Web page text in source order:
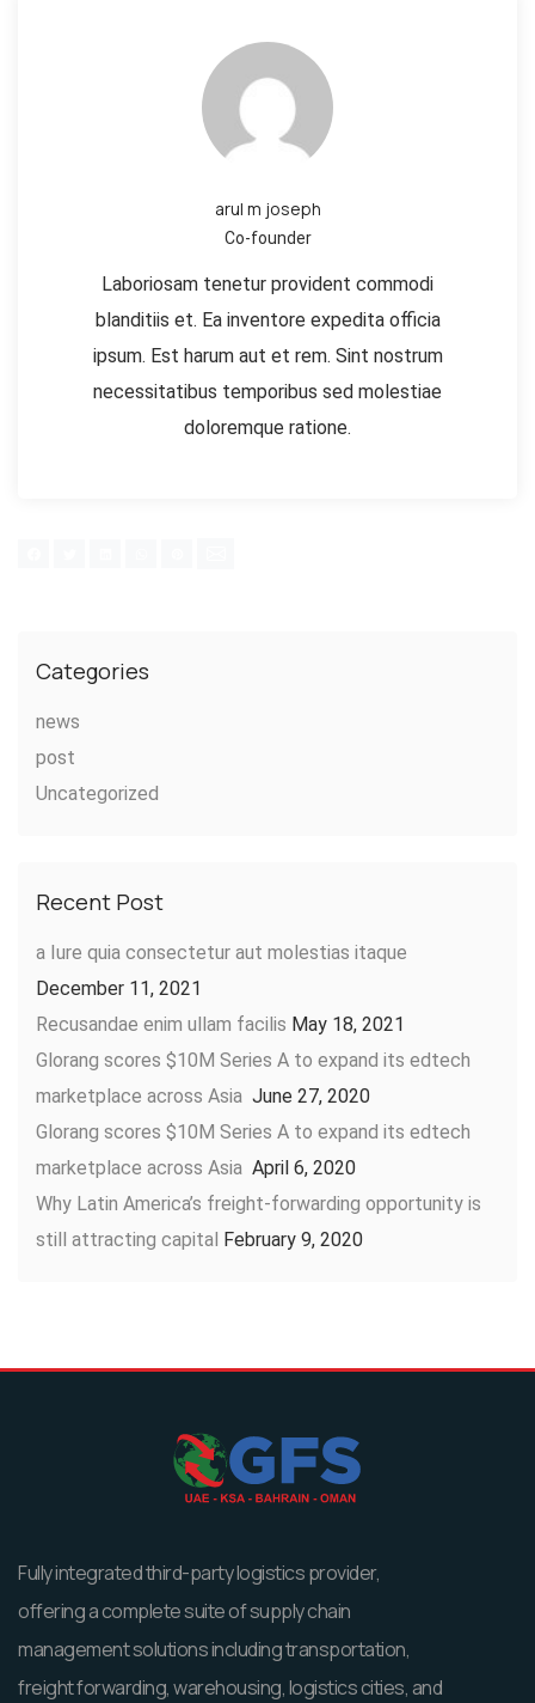
arul m joseph
Co-founder
Laboriosam tenetur provident commodi
blanditiis et. Ea inventore expedita officia
ipsum. Est harum aut et rem. Sint nostrum
necessitatibus temporibus sed molestiae
doloremque ratione.
Categories
news
post
Uncategorized
Recent Post
a Iure quia consectetur aut molestias itaque
December 11, 2021
Recusandae enim ullam facilis May 18, 2021
Glorang scores $10M Series A to expand its edtech
marketplace across Asia June 27, 2020
Glorang scores $10M Series A to expand its edtech
marketplace across Asia April 6, 2020
Why Latin America’s freight-forwarding opportunity is
still attracting capital February 9, 2020
Fully integrated third-party logistics provider,
offering a complete suite of supply chain
management solutions including transportation,
freight forwarding, warehousing, logistics cities, and